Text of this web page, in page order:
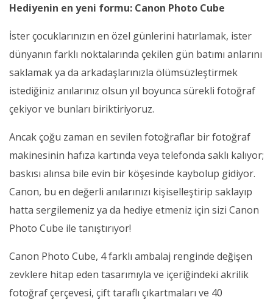
Hediyenin en yeni formu: Canon Photo Cube
İster çocuklarınızın en özel günlerini hatırlamak, ister
dünyanın farklı noktalarında çekilen gün batımı anlarını
saklamak ya da arkadaşlarınızla ölümsüzleştirmek
istediğiniz anılarınız olsun yıl boyunca sürekli fotoğraf
çekiyor ve bunları biriktiriyoruz.
Ancak çoğu zaman en sevilen fotoğraflar bir fotoğraf
makinesinin hafıza kartında veya telefonda saklı kalıyor;
baskısı alınsa bile evin bir köşesinde kaybolup gidiyor.
Canon, bu en değerli anılarınızı kişiselleştirip saklayıp
hatta sergilemeniz ya da hediye etmeniz için sizi Canon
Photo Cube ile tanıştırıyor!
Canon Photo Cube, 4 farklı ambalaj renginde değişen
zevklere hitap eden tasarımıyla ve içeriğindeki akrilik
fotoğraf çerçevesi, çift taraflı çıkartmaları ve 40